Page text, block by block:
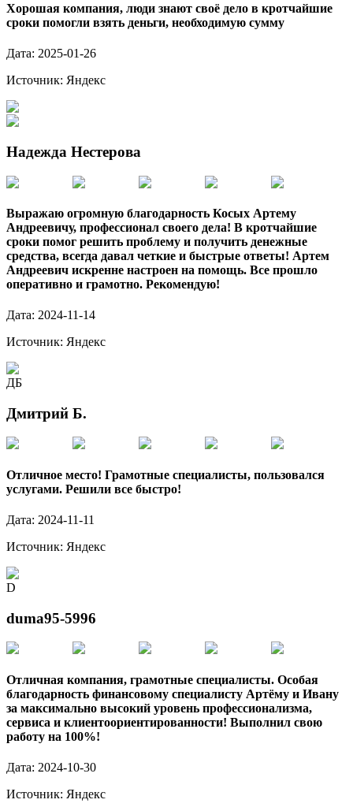
Хорошая компания, люди знают своё дело в кротчайшие
сроки помогли взять деньги, необходимую сумму
Дата: 2025-01-26
Источник: Яндекс
Надежда Нестерова
Выражаю огромную благодарность Косых Артему
Андреевичу, профессионал своего дела! В кротчайшие
сроки помог решить проблему и получить денежные
средства, всегда давал четкие и быстрые ответы! Артем
Андреевич искренне настроен на помощь. Все прошло
оперативно и грамотно. Рекомендую!
Дата: 2024-11-14
Источник: Яндекс
ДБ
Дмитрий Б.
Отличное место! Грамотные специалисты, пользовался
услугами. Решили все быстро!
Дата: 2024-11-11
Источник: Яндекс
D
duma95-5996
Отличная компания, грамотные специалисты. Особая
благодарность финансовому специалисту Артёму и Ивану
за максимально высокий уровень профессионализма,
сервиса и клиентоориентированности! Выполнил свою
работу на 100%!
Дата: 2024-10-30
Источник: Яндекс